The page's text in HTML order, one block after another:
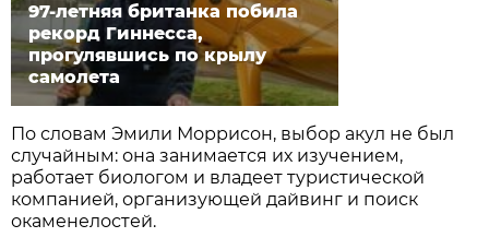
97-летняя британка побила
рекорд Гиннесса,
прогулявшись по крылу
самолета
По словам Эмили Моррисон, выбор акул не был
случайным: она занимается их изучением,
работает биологом и владеет туристической
компанией, организующей дайвинг и поиск
окаменелостей.